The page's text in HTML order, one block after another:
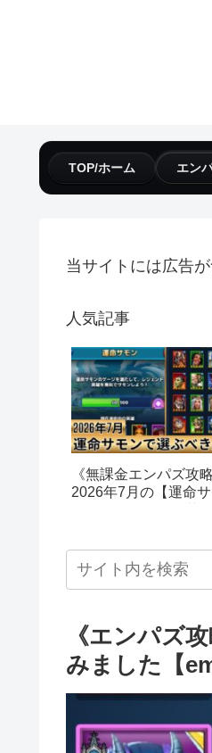
TOP/ホーム エン
当サイトには広告
人気記事
《無課金エンパズ攻略
2026年7月の【運命
《エンパズ
みました【